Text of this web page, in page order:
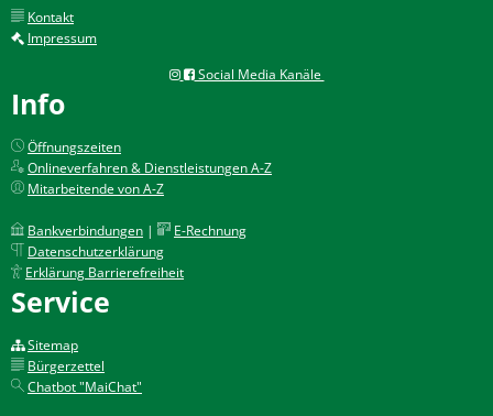
Kontakt
Impressum
Social Media Kanäle
Info
Öffnungszeiten
Onlineverfahren & Dienstleistungen A-Z
Mitarbeitende von A-Z
Bankverbindungen |
E-Rechnung
Datenschutzerklärung
Erklärung Barrierefreiheit
Service
Sitemap
Bürgerzettel
Chatbot "MaiChat"